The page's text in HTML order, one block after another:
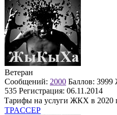
Ветеран
Сообщений: 2000 Баллов: 3999
535 Регистрация: 06.11.2014
Тарифы на услуги ЖКХ в 2020
TPACCEP